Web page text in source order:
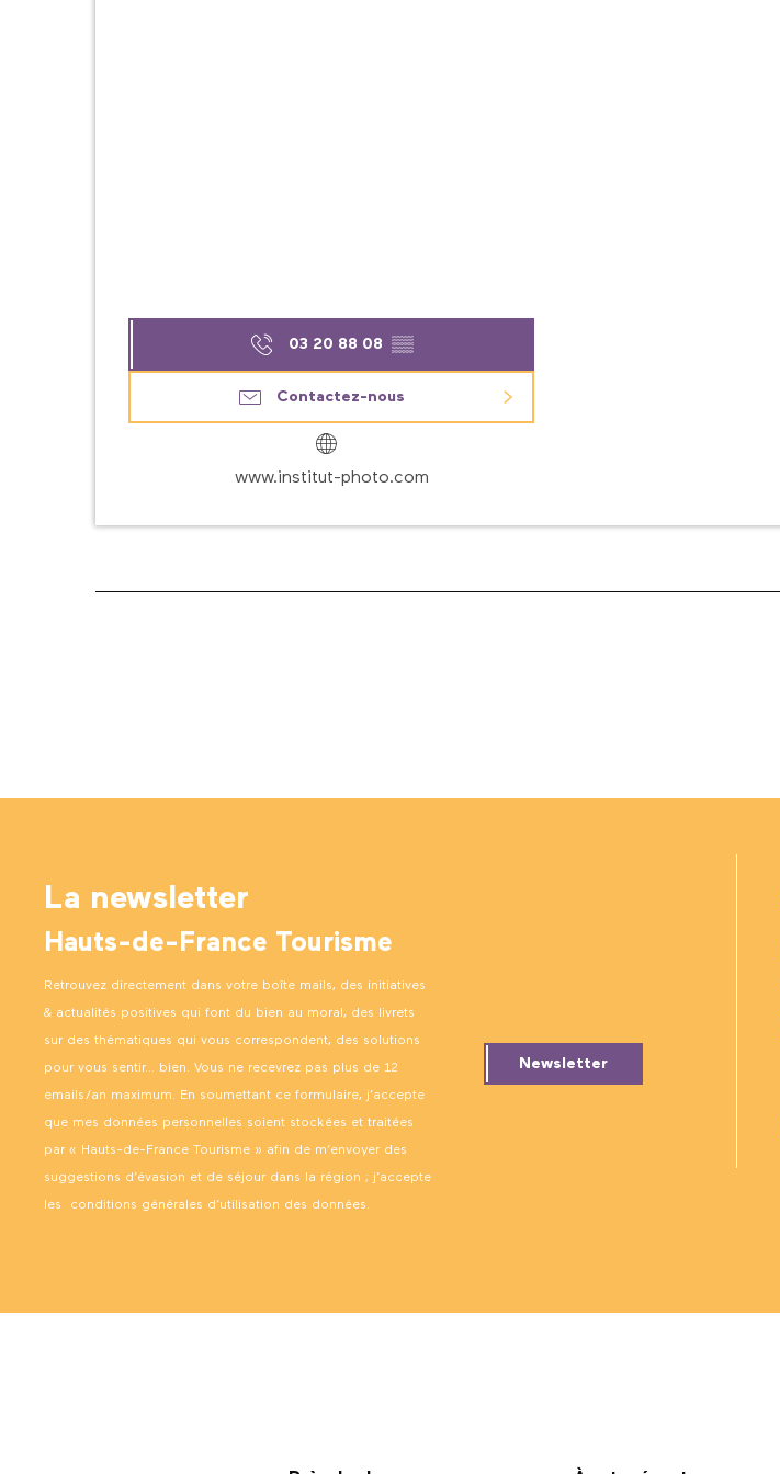
03 20 88 08 ▒▒
Contactez-nous
www.institut-photo.com
La newsletter
Hauts-de-France Tourisme
Retrouvez directement dans votre boîte mails, des initiatives
& actualités positives qui font du bien au moral, des livrets
sur des thématiques qui vous correspondent, des solutions
pour vous sentir… bien. Vous ne recevrez pas plus de 12
emails/an maximum. En soumettant ce formulaire, j’accepte
que mes données personnelles soient stockées et traitées
par « Hauts-de-France Tourisme » afin de m’envoyer des
suggestions d’évasion et de séjour dans la région ; j’accepte
les conditions générales d’utilisation des données.
Newsletter